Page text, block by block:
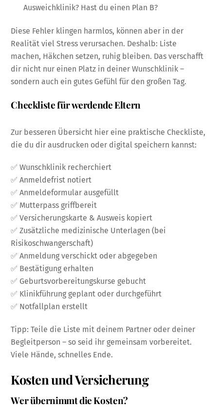
Ausweichklinik? Hast du einen Plan B?
Diese Fehler klingen harmlos, können aber in der
Realität viel Stress verursachen. Deshalb: Liste
machen, Häkchen setzen, ruhig bleiben. Das verschafft
dir nicht nur einen Platz in deiner Wunschklinik –
sondern auch ein gutes Gefühl für den großen Tag.
Checkliste für werdende Eltern
Zur besseren Übersicht hier eine praktische Checkliste,
die du dir ausdrucken oder digital speichern kannst:
✅ Wunschklinik recherchiert
✅ Anmeldefrist notiert
✅ Anmeldeformular ausgefüllt
✅ Mutterpass griffbereit
✅ Versicherungskarte & Ausweis kopiert
✅ Zusätzliche medizinische Unterlagen (bei
Risikoschwangerschaft)
✅ Anmeldung verschickt oder abgegeben
✅ Bestätigung erhalten
✅ Geburtsvorbereitungskurse gebucht
✅ Klinikführung geplant oder durchgeführt
✅ Notfallplan erstellt
Tipp: Teile die Liste mit deinem Partner oder deiner
Begleitperson – so seid ihr gemeinsam vorbereitet.
Viele Hände, schnelles Ende.
Kosten und Versicherung
Wer übernimmt die Kosten?